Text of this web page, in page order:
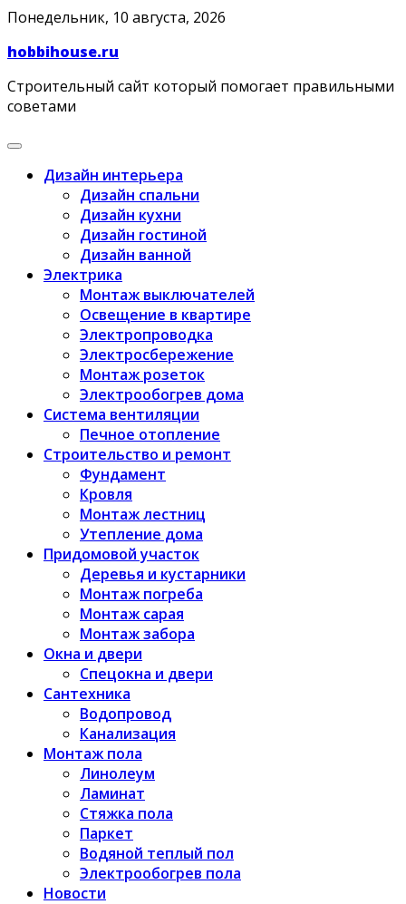
Skip
content
Понедельник, 10 августа, 2026
hobbihouse.ru
Строительный сайт который помогает правильными
советами
Дизайн интерьера
Дизайн спальни
Дизайн кухни
Дизайн гостиной
Дизайн ванной
Электрика
Монтаж выключателей
Освещение в квартире
Электропроводка
Электросбережение
Монтаж розеток
Электрообогрев дома
Система вентиляции
Печное отопление
Строительство и ремонт
Фундамент
Кровля
Монтаж лестниц
Утепление дома
Придомовой участок
Деревья и кустарники
Монтаж погреба
Монтаж сарая
Монтаж забора
Окна и двери
Спецокна и двери
Сантехника
Водопровод
Канализация
Монтаж пола
Линолеум
Ламинат
Стяжка пола
Паркет
Водяной теплый пол
Электрообогрев пола
Новости